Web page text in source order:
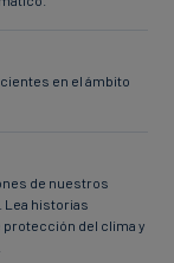
en el ámbito
de nuestros
Lea historias
del clima y